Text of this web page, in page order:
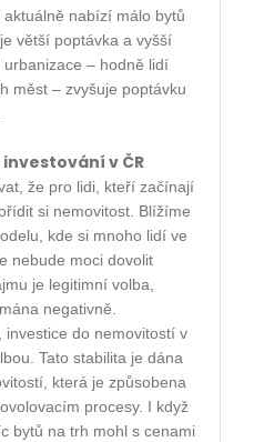
nabízí málo bytů
větší poptávka a vyšší
– hodně lidí
měst – zvyšuje poptávku
v ČR
že pro lidi, kteří začínají
si nemovitost. Blížíme
kde si mnoho lidí ve
nebude moci dovolit
je legitimní volba,
negativně.
investice do nemovitostí v
Tato stabilita je dána
která je způsobena
procesy. I když
bytů na trh mohl s cenami